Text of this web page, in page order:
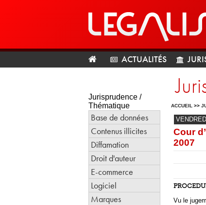
ACTUALITÉS
Jurisprudence /
Thématique
Base de données
Contenus illicites
Diffamation
Droit d'auteur
E-commerce
Logiciel
Marques
ACCUEIL >>
Cour
2007
Vu le